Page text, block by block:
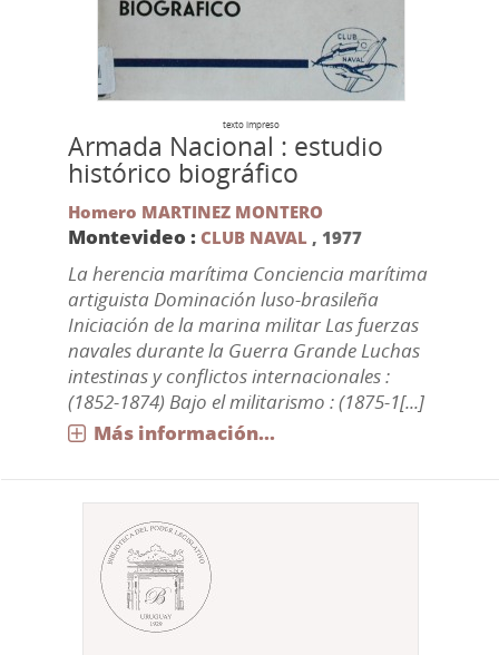
texto impreso
Armada Nacional : estudio
histórico biográfico
Homero MARTINEZ MONTERO
Montevideo : CLUB NAVAL, 1977
La herencia marítima Conciencia marítima
artiguista Dominación luso-brasileña
Iniciación de la marina militar Las fuerzas
navales durante la Guerra Grande Luchas
intestinas y conflictos internacionales :
(1852-1874) Bajo el militarismo : (1875-1[...]
Más información...